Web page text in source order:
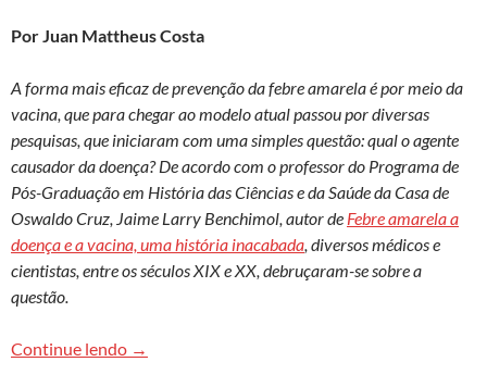
Por Juan Mattheus Costa
A forma mais eficaz de prevenção da febre amarela é por meio da
vacina, que para chegar ao modelo atual passou por diversas
pesquisas, que iniciaram com uma simples questão: qual o agente
causador da doença? De acordo com o professor do Programa de
Pós-Graduação em História das Ciências e da Saúde da Casa de
Oswaldo Cruz, Jaime Larry Benchimol, autor de Febre amarela a
doença e a vacina, uma história inacabada, diversos médicos e
cientistas, entre os séculos XIX e XX, debruçaram-se sobre a
questão.
Continue lendo O longo percurso para se chegar à vacina
→